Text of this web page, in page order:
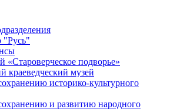
"Русь"
«Староверческое подворье»
краеведческий музей
историко-культурного
и развитию народного